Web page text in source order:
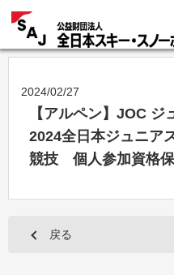
2024/02/27
【アルペン】JOC
2024全日本ジュニア
競技 個人参加資格
戻る